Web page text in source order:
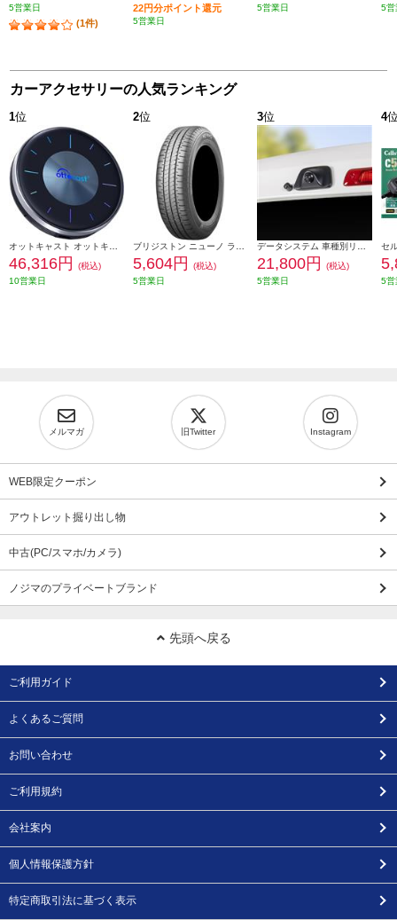
5営業日
(1件)
22円分ポイント還元
5営業日
5営業日
5営
カーアクセサリーの人気ランキング
1位
46,316円
(税込)
10営業日
2位
5,604円
(税込)
5営業日
3位
21,800円
(税込)
5営業日
4
5営
メルマガ 旧Twitter Instagram
WEB限定クーポン
アウトレット掘り出し物
中古(PC/スマホ/カメラ)
ノジマのプライベートブランド
先頭へ戻る
ご利用ガイド
よくあるご質問
お問い合わせ
ご利用規約
会社案内
個人情報保護方針
特定商取引法に基づく表示